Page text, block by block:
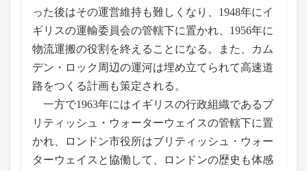
った後はその運営維持も難しくなり、1948年にイ
ギリスの運輸委員会の管轄下に置かれ、1956年に
物流運搬の役割を終えることになる。また、カム
デン・ロック周辺の運河は埋め立てられて高速道
路をつくる計画も策定される。
一方で1963年にはイギリスの行政組織であるブ
リティッシュ・ウォーターウェイスの管轄下に置
かれ、ロンドン市役所はブリティッシュ・ウォー
ターウェイスと協働して、ロンドンの歴史も体感